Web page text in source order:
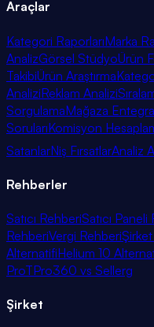
Araçlar
Kategori RaporlarıMarka
AnalizGörsel StüdyoÜrün
TakibiÜrün Araştırma
AnaliziReklam Analizi
SorgulamaMağaza
SorularıKomisyon
SatanlarNiş FırsatlarAnaliz
Rehberler
Satıcı RehberiSatıcı Paneli
RehberiVergi Rehberi
AlternatifiHelium 10
ProTPro360 vs Sellerg
Şirket